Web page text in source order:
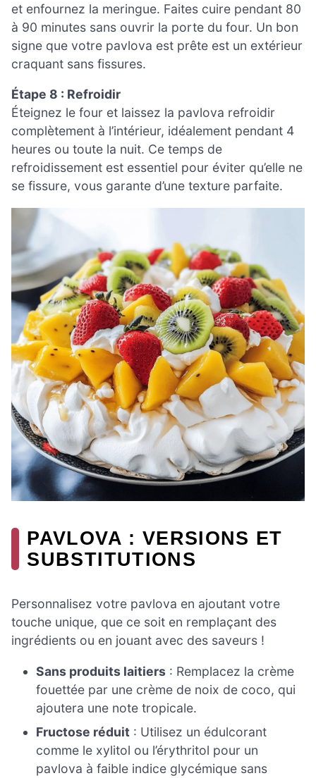
et enfournez la meringue. Faites cuire pendant 80
à 90 minutes sans ouvrir la porte du four. Un bon
signe que votre pavlova est prête est un extérieur
craquant sans fissures.
Étape 8 : Refroidir
Éteignez le four et laissez la pavlova refroidir
complètement à l’intérieur, idéalement pendant 4
heures ou toute la nuit. Ce temps de
refroidissement est essentiel pour éviter qu’elle ne
se fissure, vous garante d’une texture parfaite.
PAVLOVA : VERSIONS ET
SUBSTITUTIONS
Personnalisez votre pavlova en ajoutant votre
touche unique, que ce soit en remplaçant des
ingrédients ou en jouant avec des saveurs !
Sans produits laitiers : Remplacez la crème
fouettée par une crème de noix de coco, qui
ajoutera une note tropicale.
Fructose réduit : Utilisez un édulcorant
comme le xylitol ou l’érythritol pour un
pavlova à faible indice glycémique sans